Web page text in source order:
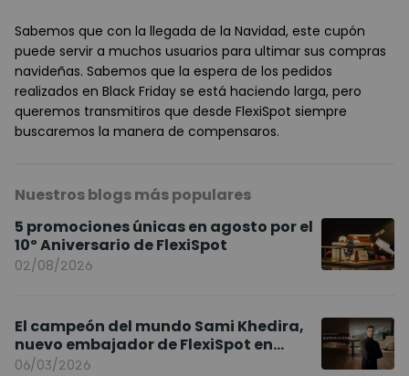
Sabemos que con la llegada de la Navidad, este cupón
puede servir a muchos usuarios para ultimar sus compras
navideñas. Sabemos que la espera de los pedidos
realizados en Black Friday se está haciendo larga, pero
queremos transmitiros que desde FlexiSpot siempre
buscaremos la manera de compensaros.
Nuestros blogs más populares
5 promociones únicas en agosto por el
10º Aniversario de FlexiSpot
02/08/2026
El campeón del mundo Sami Khedira,
nuevo embajador de FlexiSpot en
Europa
06/03/2026